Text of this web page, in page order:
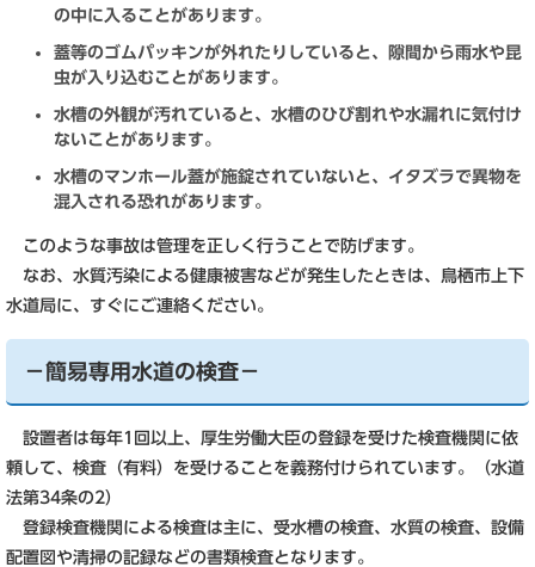
の中に入ることがあります。
蓋等のゴムパッキンが外れたりしていると、隙間から雨水や昆
虫が入り込むことがあります。
水槽の外観が汚れていると、水槽のひび割れや水漏れに気付け
ないことがあります。
水槽のマンホール蓋が施錠されていないと、イタズラで異物を
混入される恐れがあります。
このような事故は管理を正しく行うことで防げます。
なお、水質汚染による健康被害などが発生したときは、鳥栖市上下
水道局に、すぐにご連絡ください。
－簡易専用水道の検査－
設置者は毎年1回以上、厚生労働大臣の登録を受けた検査機関に依
頼して、検査（有料）を受けることを義務付けられています。（水道
法第34条の2）
登録検査機関による検査は主に、受水槽の検査、水質の検査、設備
配置図や清掃の記録などの書類検査となります。